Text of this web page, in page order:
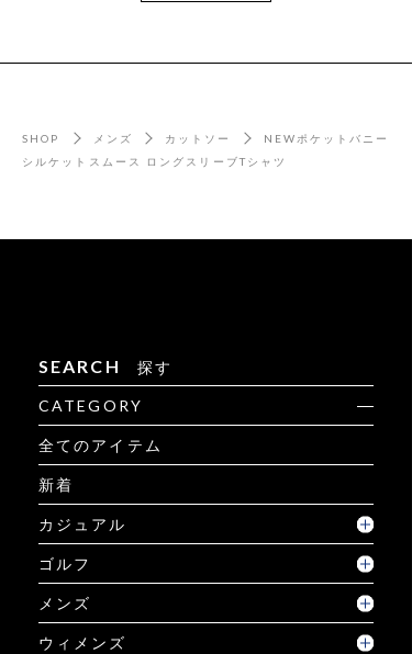
SHOP メンズ カットソー
NEWポケットバニー
シルケットスムース ロングスリーブTシャツ
SEARCH 探す
CATEGORY
全てのアイテム
新着
カジュアル
ゴルフ
メンズ
ウィメンズ